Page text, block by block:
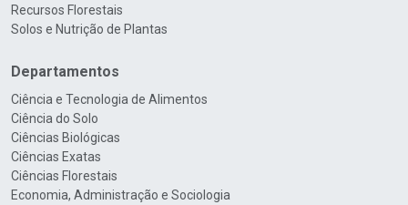
Recursos Florestais
Solos e Nutrição de Plantas
Departamentos
Ciência e Tecnologia de Alimentos
Ciência do Solo
Ciências Biológicas
Ciências Exatas
Ciências Florestais
Economia, Administração e Sociologia